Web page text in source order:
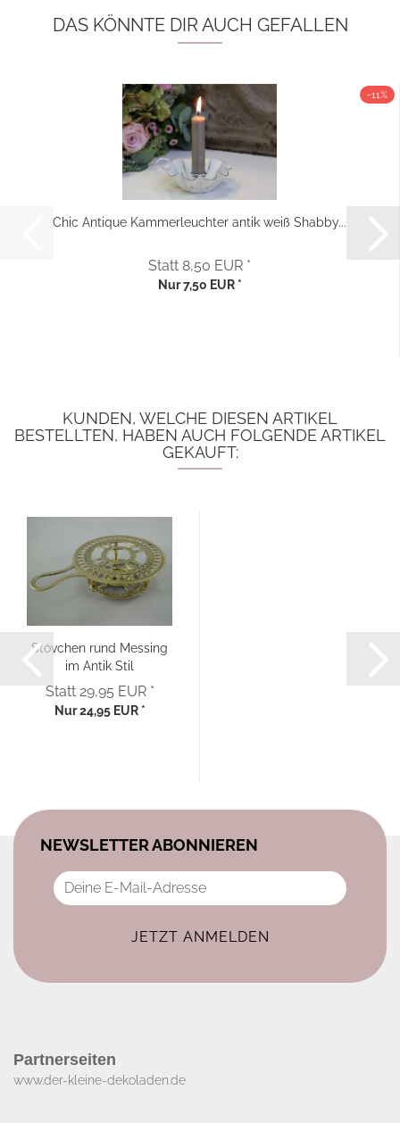
DAS KÖNNTE DIR AUCH GEFALLEN
-11%
Chic Antique Kammerleuchter antik weiß Shabby...
Statt 8,50 EUR *
Nur 7,50 EUR *
KUNDEN, WELCHE DIESEN ARTIKEL
BESTELLTEN, HABEN AUCH FOLGENDE ARTIKEL
GEKAUFT:
Stövchen rund Messing
im Antik Stil
Statt 29,95 EUR *
Nur 24,95 EUR *
NEWSLETTER ABONNIEREN
Partnerseiten
www.der-kleine-dekoladen.de​